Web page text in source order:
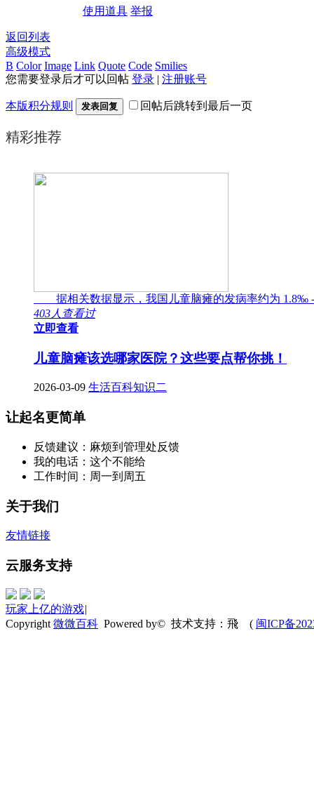
使用道具 举报
返回列表
高级模式
B Color Image Link Quote Code Smilies
您需要登录后才可以回帖 登录 | 注册账号
本版积分规则 发表回复 回帖后跳转到最后一页
精彩推荐
据相关数据显示，我国儿童脑瘫的发病率约为 1.8‰
403人查看过
立即查看
儿童脑瘫该选哪家医院？这些要点帮你挑！
2026-03-09 生活百科知识二
让起名更简单
反馈建议：麻烦到管理处反馈
我的电话：这个不能给
工作时间：周一到周五
关于我们
友情链接
云服务支持
玩家上亿的游戏|
Copyright 微微百科 Powered by© 技术支持：飛 ( 闽ICP备